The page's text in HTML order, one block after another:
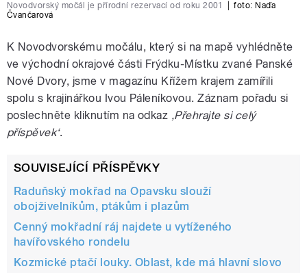
Novodvorský močál je přírodní rezervací od roku 2001 foto: Naďa
Čvančarová
K Novodvorskému močálu, který si na mapě vyhlédněte
ve východní okrajové části Frýdku-Místku zvané Panské
Nové Dvory, jsme v magazínu Křížem krajem zamířili
spolu s krajinářkou Ivou Páleníkovou. Záznam pořadu si
poslechněte kliknutím na odkaz ‚Přehrajte si celý
příspěvek‘.
SOUVISEJÍCÍ PŘÍSPĚVKY
Raduňský mokřad na Opavsku slouží
obojživelníkům, ptákům i plazům
Cenný mokřadní ráj najdete u vytíženého
havířovského rondelu
Kozmické ptačí louky. Oblast, kde má hlavní slovo